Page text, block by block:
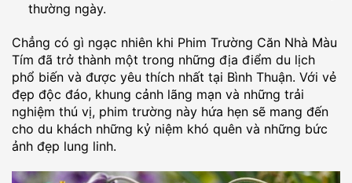
thường ngày.
Chẳng có gì ngạc nhiên khi Phim Trường Căn Nhà Màu
Tím đã trở thành một trong những địa điểm du lịch
phổ biến và được yêu thích nhất tại Bình Thuận. Với vẻ
đẹp độc đáo, khung cảnh lãng mạn và những trải
nghiệm thú vị, phim trường này hứa hẹn sẽ mang đến
cho du khách những kỷ niệm khó quên và những bức
ảnh đẹp lung linh.